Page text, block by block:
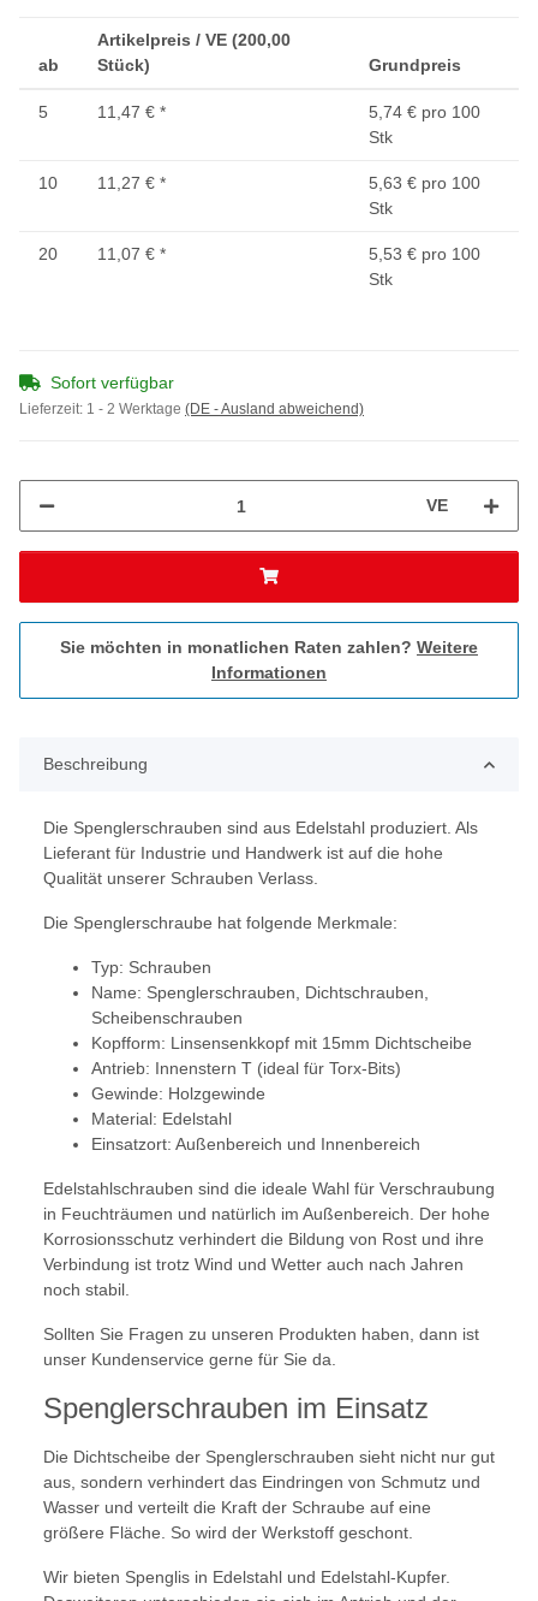
ab
Artikelpreis / VE (200,00
Stück)
Grundpreis
5 11,47 € *
5,74 € pro 100
Stk
10 11,27 € *
5,63 € pro 100
Stk
20 11,07 € *
5,53 € pro 100
Stk
Sofort verfügbar
Lieferzeit: 1 - 2 Werktage (DE - Ausland abweichend)
VE
Sie möchten in monatlichen Raten zahlen? Weitere
Informationen
Beschreibung
Die Spenglerschrauben sind aus Edelstahl produziert. Als
Lieferant für Industrie und Handwerk ist auf die hohe
Qualität unserer Schrauben Verlass.
Die Spenglerschraube hat folgende Merkmale:
Typ: Schrauben
Name: Spenglerschrauben, Dichtschrauben,
Scheibenschrauben
Kopfform: Linsensenkkopf mit 15mm Dichtscheibe
Antrieb: Innenstern T (ideal für Torx-Bits)
Gewinde: Holzgewinde
Material: Edelstahl
Einsatzort: Außenbereich und Innenbereich
Edelstahlschrauben sind die ideale Wahl für Verschraubung
in Feuchträumen und natürlich im Außenbereich. Der hohe
Korrosionsschutz verhindert die Bildung von Rost und ihre
Verbindung ist trotz Wind und Wetter auch nach Jahren
noch stabil.
Sollten Sie Fragen zu unseren Produkten haben, dann ist
unser Kundenservice gerne für Sie da.
Spenglerschrauben im Einsatz
Die Dichtscheibe der Spenglerschrauben sieht nicht nur gut
aus, sondern verhindert das Eindringen von Schmutz und
Wasser und verteilt die Kraft der Schraube auf eine
größere Fläche. So wird der Werkstoff geschont.
Wir bieten Spenglis in Edelstahl und Edelstahl-Kupfer.